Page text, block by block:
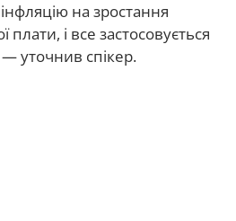
на зростання
плати, і все застосовується
уточнив спікер.